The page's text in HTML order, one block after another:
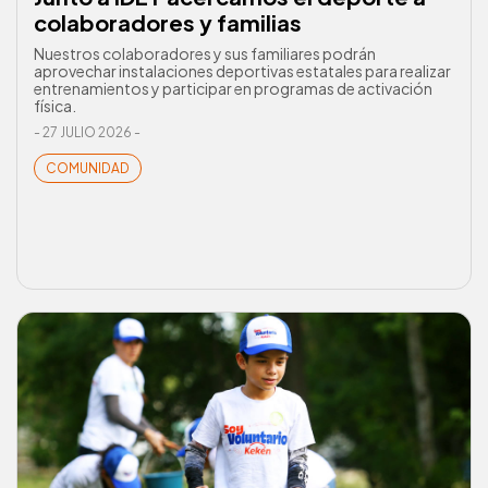
colaboradores y familias
Nuestros colaboradores y sus familiares podrán
aprovechar instalaciones deportivas estatales para realizar
entrenamientos y participar en programas de activación
física.
- 27 JULIO 2026 -
COMUNIDAD